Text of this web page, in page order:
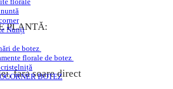
Nunți
de botez
florale de botez
BOTEZ
PLANTĂ:
fara soare direct